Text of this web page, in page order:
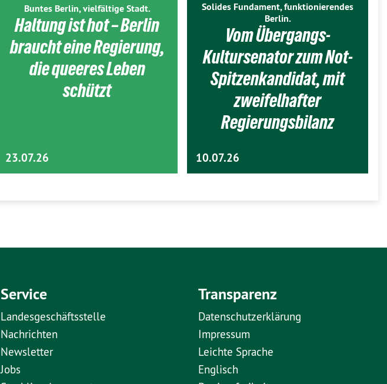
Buntes Berlin, vielfältige Stadt.
Haltung ist hot – Berlin
braucht eine Regierung,
die queeres Leben
schützt
23.07.26
Solides Fundament, funktionierendes
Berlin.
Vom Übergangs-
Kultursenator zum Not-
Spitzenkandidat, mit
zweifelhafter
Regierungsbilanz
10.07.26
Service
Landesgeschäftsstelle
Nachrichten
Newsletter
Jobs
Transparenz
Datenschutzerklärung
Impressum
Leichte Sprache
Englisch